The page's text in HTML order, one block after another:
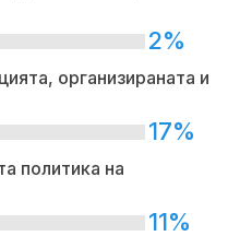
2%
организираната и
17%
политика на
11%